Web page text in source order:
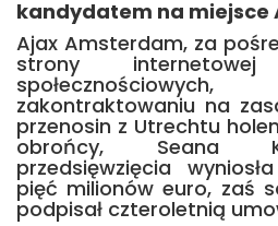
kandydatem na miejsce
Ajax Amsterdam, za
strony
zakontraktowaniu na
przenosin z Utrechtu
obrońcy, Seana
przedsięwzięcia
pięć milionów euro, zaś
podpisał czteroletnią